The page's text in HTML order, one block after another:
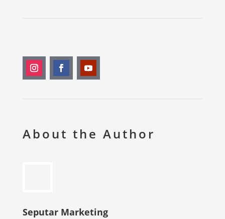
About the Author
Seputar Marketing